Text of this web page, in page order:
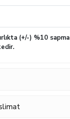
(+/-) %10 sapma